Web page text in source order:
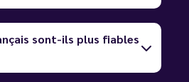
sont-ils plus fiables